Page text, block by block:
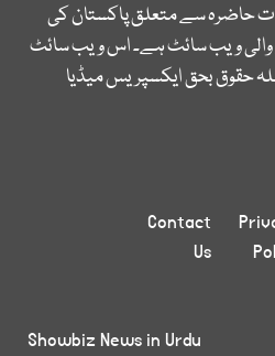
حاضرہ سے متعلق پاکستان کی
ویب سائٹ ہے۔ اس ویب سائٹ
حقوق بحق ایکسپریس میڈیا
Contact
Us
Showbiz News in Urdu